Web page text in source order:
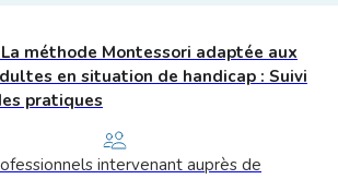
méthode Montessori adaptée aux
en situation de handicap : Suivi
pratiques
intervenant auprès de